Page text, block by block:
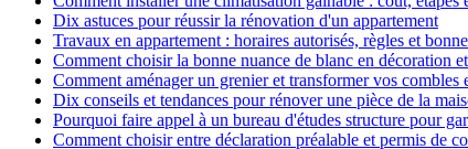
Dix astuces pour réussir la rénovation d'un appartement
Travaux en appartement : horaires autorisés, règles et
Comment choisir la bonne nuance de blanc en décoration
Comment aménager un grenier et transformer vos combles
Dix conseils et tendances pour rénover une pièce de la
Pourquoi faire appel à un bureau d'études structure pour
Comment choisir entre déclaration préalable et permis de